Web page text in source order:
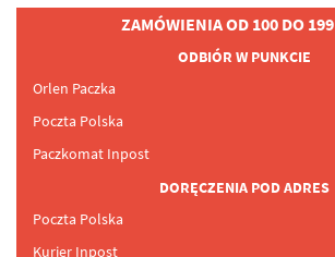
ZAMÓWIENIA OD 100 DO 199
ODBIÓR W PUNKCIE
Orlen Paczka
Poczta Polska
Paczkomat Inpost
DORĘCZENIA PODADRES
Poczta Polska
Kurier Inpost